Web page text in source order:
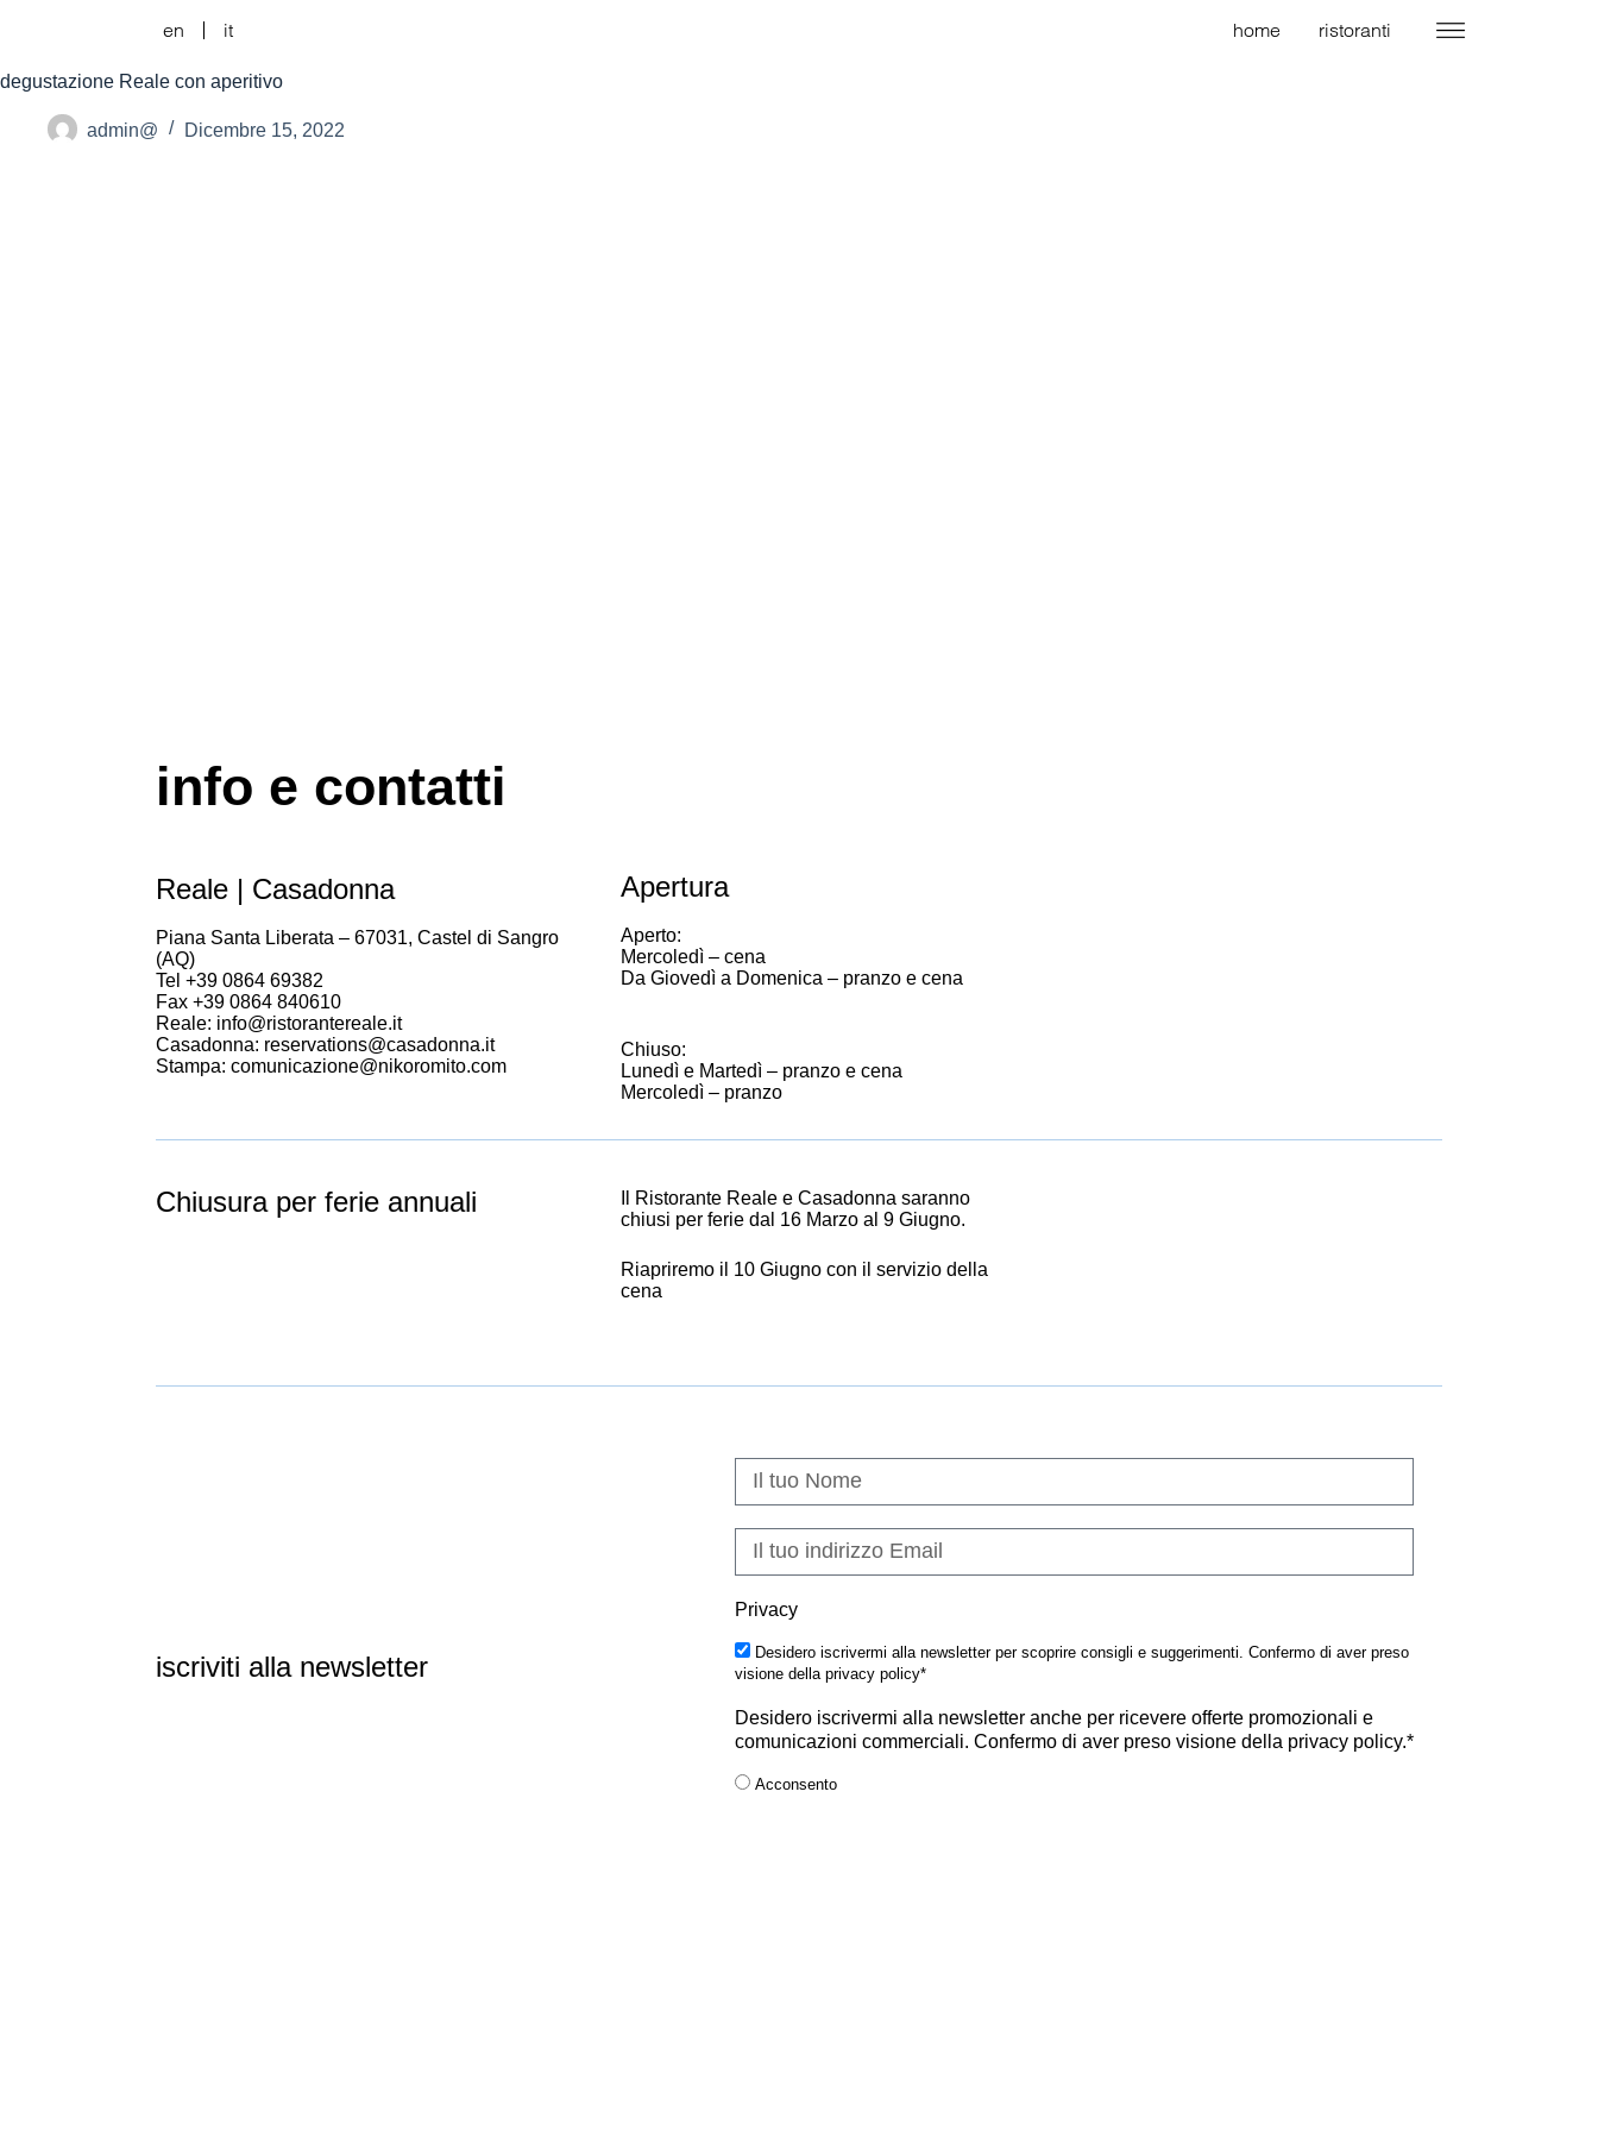
en it home ristoranti
degustazione Reale con aperitivo
admin@ Dicembre 15, 2022
info e contatti
Reale | Casadonna
Piana Santa Liberata – 67031, Castel di Sangro
(AQ)
Tel +39 0864 69382
Fax +39 0864 840610
Reale: info@ristorantereale.it
Casadonna: reservations@casadonna.it
Stampa: comunicazione@nikoromito.com
Apertura
Aperto:
Mercoledì – cena
Da Giovedì a Domenica – pranzo e cena
Chiuso:
Lunedì e Martedì – pranzo e cena
Mercoledì – pranzo
Chiusura per ferie annuali
Il Ristorante Reale e Casadonna saranno
chiusi per ferie dal 16 Marzo al 9 Giugno.
Riapriremo il 10 Giugno con il servizio della
cena
iscriviti alla newsletter
Privacy
Desidero iscrivermi alla newsletter per scoprire consigli e suggerimenti. Confermo di aver preso
visione della privacy policy*
Desidero iscrivermi alla newsletter anche per ricevere offerte promozionali e
comunicazioni commerciali. Confermo di aver preso visione della privacy policy.*
Acconsento